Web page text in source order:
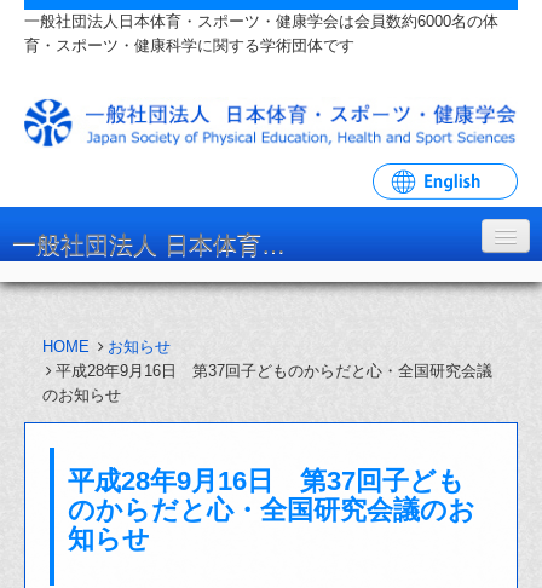
一般社団法人日本体育・スポーツ・健康学会は会員数約6000名の体
育・スポーツ・健康科学に関する学術団体です
一般社団法人 日本体育・スポーツ・健康学会
入会・各種手続
学会大会・研究会
リンク・関連団体
お問い合わせ
HOME
お知らせ
平成28年9月16日 第37回子どものからだと心・全国研究会議
のお知らせ
平成28年9月16日 第37回子ども
のからだと心・全国研究会議のお
知らせ